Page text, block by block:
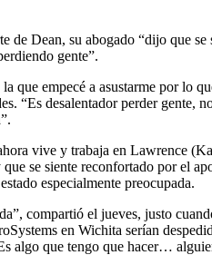
de Dean, su abogado “dijo que
gente”.
que empecé a asustarme por lo
“Es desalentador perder gente,
vive y trabaja en Lawrence
se siente reconfortado por el
especialmente preocupada.
compartió el jueves, justo
en Wichita serían
algo que tengo que hacer…